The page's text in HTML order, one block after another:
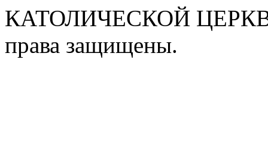
КАТОЛИЧЕСКОЙ
права защищены.